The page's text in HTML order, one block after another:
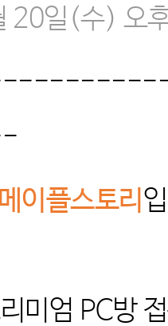
20일 (수) 오
메이플스토리
미엄 PC방